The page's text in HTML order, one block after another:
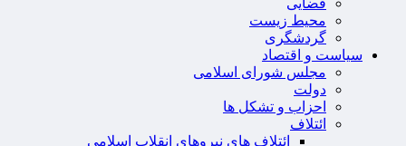
محیط زیست
گردشگری
سیاست و اقتصاد
مجلس شورای اسلامی
دولت
احزاب و تشکل ها
ائتلاف
ائتلاف های نیروهای انقلاب اسلامی